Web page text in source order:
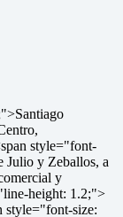
style="font-
Julio y Zeballos, a
y
height: 1.2;">
size: